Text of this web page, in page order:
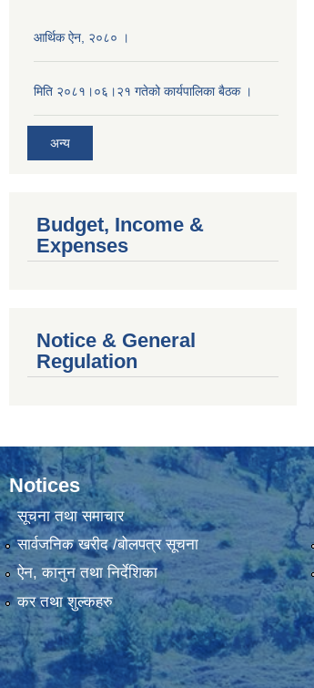
आर्थिक ऐन, २०८० ।
मिति २०८१।०६।२१ गतेको कार्यपालिका बैठक ।
अन्य
Budget, Income &
Expenses
Notice & General
Regulation
Notices
सूचना तथा समाचार
सार्वजनिक खरीद /बोलपत्र सूचना
ऐन, कानुन तथा निर्देशिका
कर तथा शुल्कहरु